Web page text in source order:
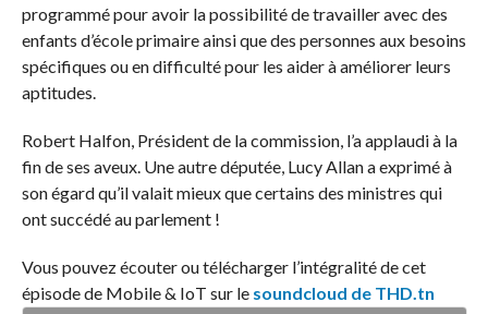
programmé pour avoir la possibilité de travailler avec des
enfants d’école primaire ainsi que des personnes aux besoins
spécifiques ou en difficulté pour les aider à améliorer leurs
aptitudes.
Robert Halfon, Président de la commission, l’a applaudi à la
fin de ses aveux. Une autre députée, Lucy Allan a exprimé à
son égard qu’il valait mieux que certains des ministres qui
ont succédé au parlement !
Vous pouvez écouter ou télécharger l’intégralité de cet
épisode de Mobile & IoT sur le soundcloud de THD.tn